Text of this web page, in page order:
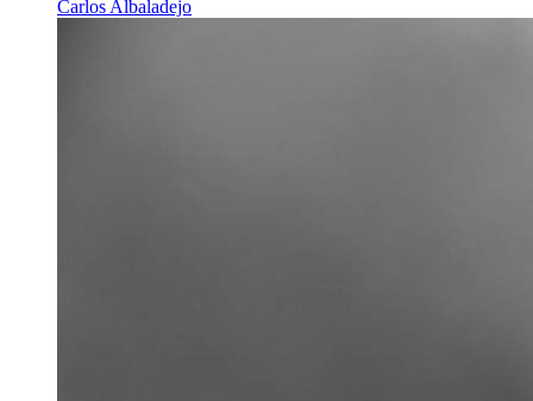
Carlos Albaladejo